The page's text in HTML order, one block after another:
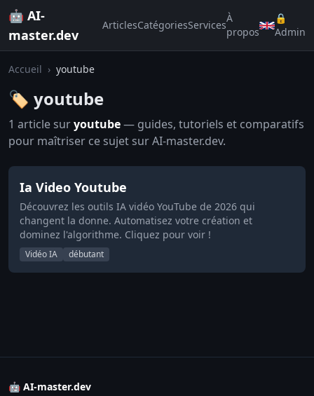
🤖 AI-
master.dev
ArticlesCatégoriesServices
À
propos
🔒
Admin
Accueil › youtube
🏷️ youtube
1 article suryoutube— guides, tutoriels et comparatifs
pour maîtriser ce sujet sur AI-master.dev.
Ia Video Youtube
Découvrez les outils IA vidéo YouTube de 2026 qui
changent la donne. Automatisez votre création et
dominez l'algorithme. Cliquez pour voir !
Vidéo IA débutant
🤖 AI-master.dev